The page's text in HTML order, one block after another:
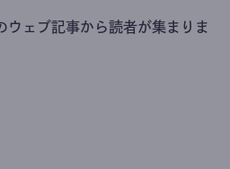
ェブ記事から読者が集まりま